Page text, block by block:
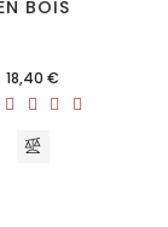
BOIS
Prix
18,40 €